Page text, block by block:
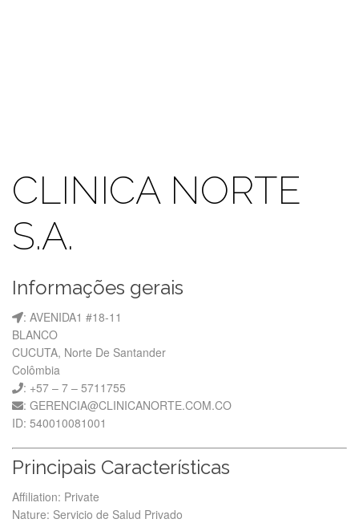
CLINICA NORTE
S.A.
Informações gerais
: AVENIDA1 #18-11
BLANCO
CUCUTA, Norte De Santander
Colômbia
: +57 – 7 – 5711755
: GERENCIA@CLINICANORTE.COM.CO
ID: 540010081001
Principais Características
Affiliation: Private
Nature: Servicio de Salud Privado